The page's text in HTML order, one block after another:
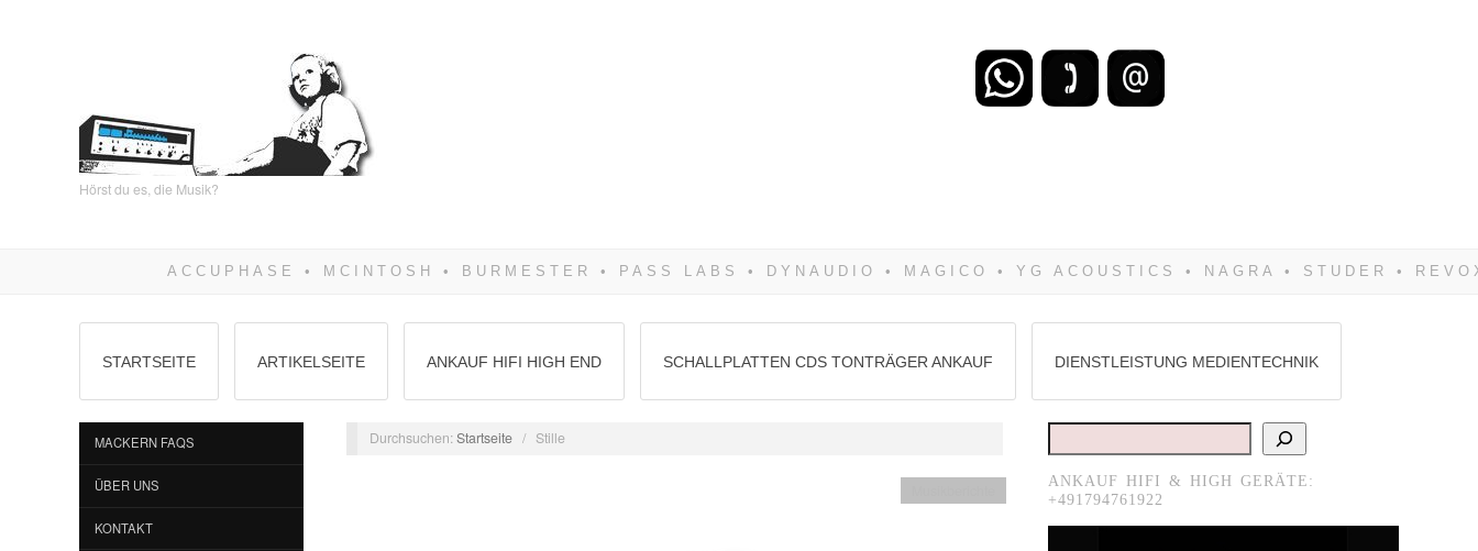
Hörst du es, die Musik?
STARTSEITE ARTIKELSEITE ANKAUF HIFI HIGH END SCHALLPLATTEN CDS TONTRÄGER ANKAUF DIENSTLEISTUNG MEDIENTECHNIK
MACKERN FAQS
ÜBER UNS
KONTAKT
Durchsuchen:Startseite / Stille Suchen
ANKAUF HIFI & HIGH GERÄTE:
+491794761922